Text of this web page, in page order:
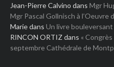
Jean-Pierre Calvino dans Mgr
Mgr Pascal Gollnisch à l’Oeuvre
Mariedans Un livre bouleversant
RINCON ORTIZ dans «
septembre Cathédrale de